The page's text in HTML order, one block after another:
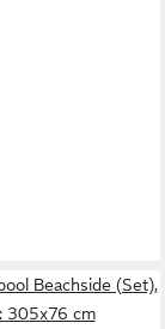
Beachside (Set),
305x76 cm